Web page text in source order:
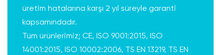
üretim hatalarına karşı 2 yıl süreyle garanti
kapsamındadır.
Tüm ürünlerimiz; CE, ISO 9001:2015, ISO
14001:2015, ISO 10002:2006, TS EN 13219, TS EN